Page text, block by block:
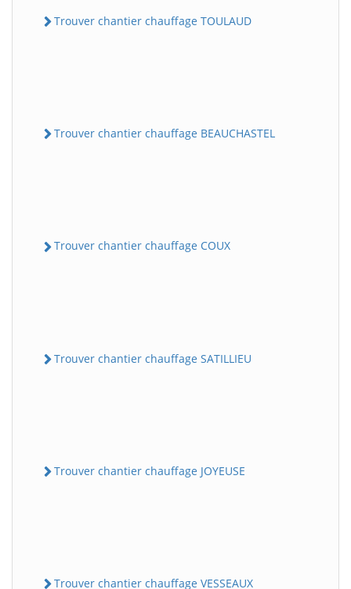
Trouver chantier chauffage TOULAUD
Trouver chantier chauffage BEAUCHASTEL
Trouver chantier chauffage COUX
Trouver chantier chauffage SATILLIEU
Trouver chantier chauffage JOYEUSE
Trouver chantier chauffage VESSEAUX